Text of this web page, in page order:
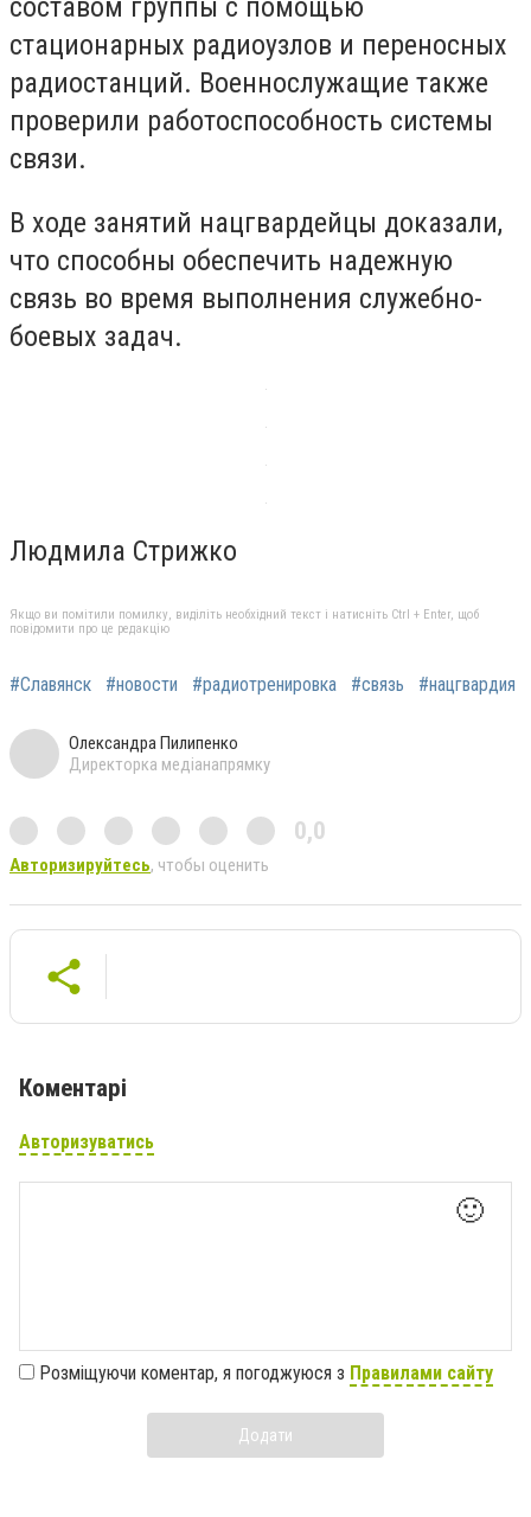
составом группы с помощью
стационарных радиоузлов и переносных
радиостанций. Военнослужащие также
проверили работоспособность системы
связи.
В ходе занятий нацгвардейцы доказали,
что способны обеспечить надежную
связь во время выполнения служебно-
боевых задач.
Людмила Стрижко
Якщо ви помітили помилку, виділіть необхідний текст і натисніть Ctrl + Enter, щоб
повідомити про це редакцію
#Славянск #новости #радиотренировка #связь #нацгвардия
Олександра Пилипенко
Директорка медіанапрямку
0,0
Авторизируйтесь, чтобы оценить
Коментарі
Авторизуватись
🙂
Розміщуючи коментар, я погоджуюся з Правилами сайту
Додати